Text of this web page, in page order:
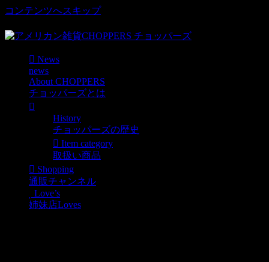
コンテンツへスキップ
News
news
About CHOPPERS
チョッパーズとは
History
チョッパーズの歴史
Item category
取扱い商品
Shopping
通販チャンネル
Love’s
姉妹店Loves